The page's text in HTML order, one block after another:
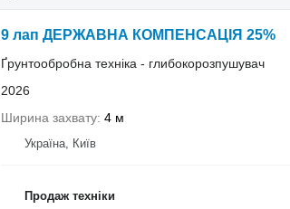
9 лап ДЕРЖАВНА КОМПЕНСАЦІЯ 25%
Ґрунтообробна техніка - глибокорозпушувач
2026
Ширина захвату 4 м
Україна, Київ
Продаж техніки